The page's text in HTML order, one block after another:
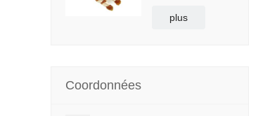
pouletplus
Coordonnées